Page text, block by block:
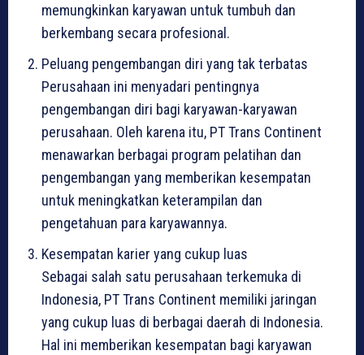
memungkinkan karyawan untuk tumbuh dan
berkembang secara profesional.
Peluang pengembangan diri yang tak terbatas
Perusahaan ini menyadari pentingnya
pengembangan diri bagi karyawan-karyawan
perusahaan. Oleh karena itu, PT Trans Continent
menawarkan berbagai program pelatihan dan
pengembangan yang memberikan kesempatan
untuk meningkatkan keterampilan dan
pengetahuan para karyawannya.
Kesempatan karier yang cukup luas
Sebagai salah satu perusahaan terkemuka di
Indonesia, PT Trans Continent memiliki jaringan
yang cukup luas di berbagai daerah di Indonesia.
Hal ini memberikan kesempatan bagi karyawan